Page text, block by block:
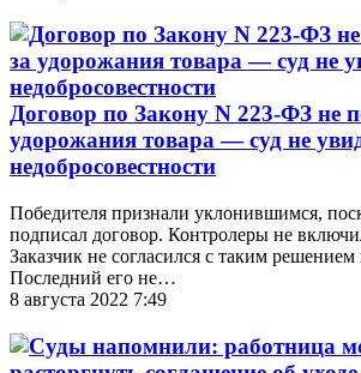
Договор по Закону N 223-ФЗ не
удорожания товара — суд не
недобросовестности
Победителя признали уклонившимся,
подписал договор. Контролеры не
Заказчик не согласился с таким решением
Последний его не…
8 августа 2022 7:49